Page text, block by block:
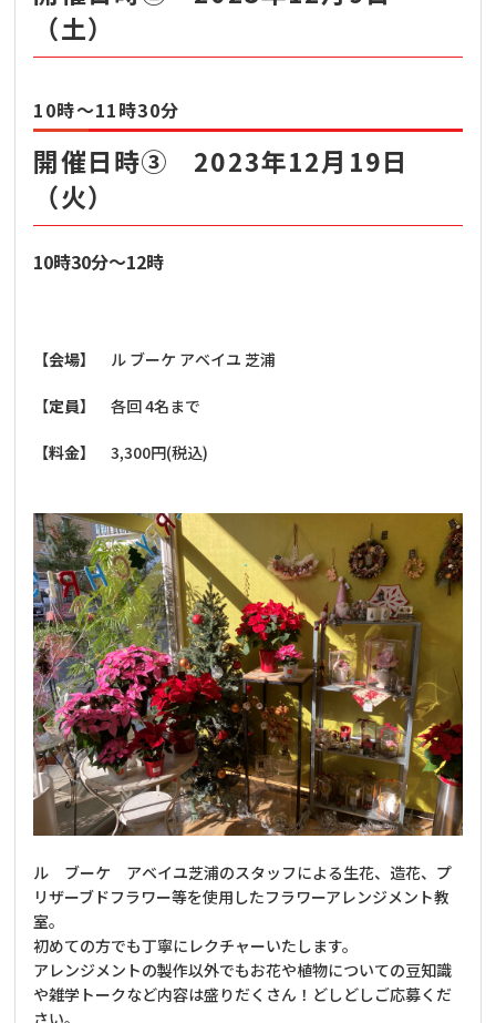
（土）
10時～11時30分
開催日時③ 2023年12月19日
（火）
10時30分～12時
【会場】 ル ブーケ アベイユ 芝浦
【定員】 各回4名まで
【料金】 3,300円(税込)
ル ブーケ アベイユ芝浦のスタッフによる生花、造花、プ
リザーブドフラワー等を使用したフラワーアレンジメント教
室。
初めての方でも丁寧にレクチャーいたします。
アレンジメントの製作以外でもお花や植物についての豆知識
や雑学トークなど内容は盛りだくさん！どしどしご応募くだ
さい。